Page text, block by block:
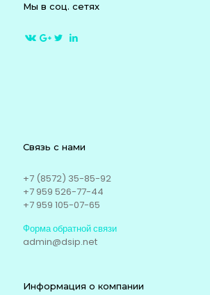
Мы в соц. сетях
Связь с нами
+7 (8572) 35-85-92
+7 959 526-77-44
+7 959 105-07-65
Форма обратной связи
admin@dsip.net
Информация о компании